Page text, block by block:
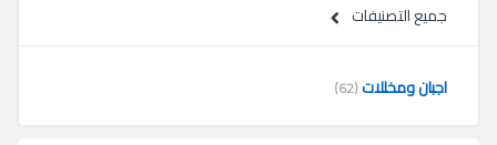
جميع التصنيفات
اجبان ومخللات(62)